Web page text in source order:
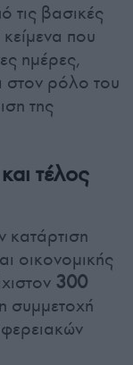
τις βασικές
που
ημέρες,
στον ρόλο του
της
τέλος
κατάρτιση
οικονομικής
300
συμμετοχή